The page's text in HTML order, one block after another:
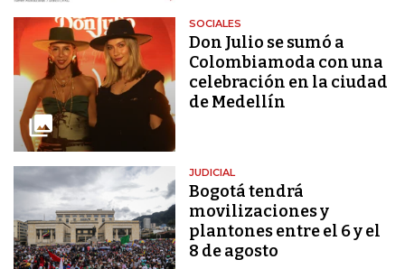
SOCIALES
Don Julio se sumó a
Colombiamoda con una
celebración en la ciudad
de Medellín
JUDICIAL
Bogotá tendrá
movilizaciones y
plantones entre el 6 y el
8 de agosto